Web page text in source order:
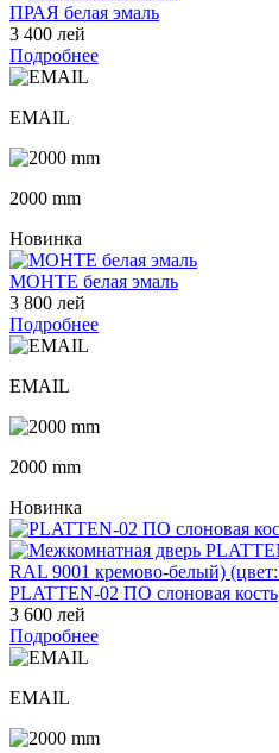
ПРАЯ белая эмаль
3 400 лей
Подробнее
EMAIL
2000 mm
Новинка
МОНТЕ белая эмаль
3 800 лей
Подробнее
EMAIL
2000 mm
Новинка
PLATTEN-02 ПО слоновая кость
3 600 лей
Подробнее
EMAIL